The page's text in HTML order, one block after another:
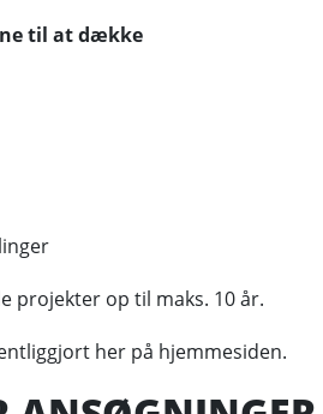
til at dække
projekter op til maks. 10 år.
her på hjemmesiden.